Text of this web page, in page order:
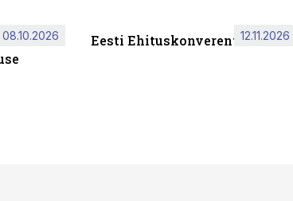
08.10.2026 Eesti Ehituskonverents 2026
12.11.2026